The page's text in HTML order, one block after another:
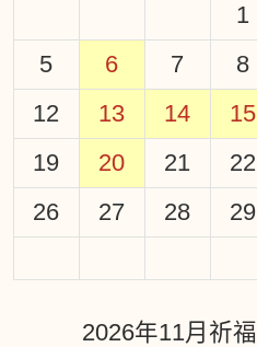
1
5
6 7 8
12
13 14 15
19
20 21 22
26
27 28 29
2026年11月祈